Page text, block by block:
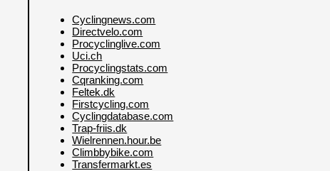
Cyclingnews.com
Directvelo.com
Procyclinglive.com
Uci.ch
Procyclingstats.com
Cqranking.com
Feltek.dk
Firstcycling.com
Cyclingdatabase.com
Trap-friis.dk
Wielrennen.hour.be
Climbbybike.com
Transfermarkt.es